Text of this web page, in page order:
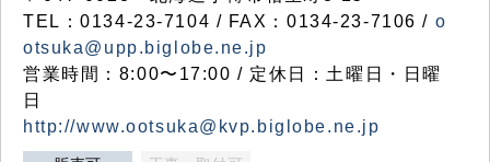
TEL：0134-23-7104 / FAX：0134-23-7106 / o
otsuka@upp.biglobe.ne.jp
営業時間：8:00〜17:00 / 定休日：土曜日・日曜
日
http://www.ootsuka@kvp.biglobe.ne.jp